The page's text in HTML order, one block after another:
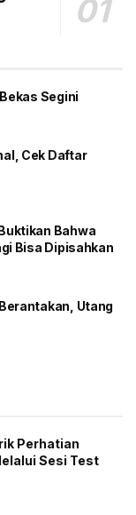
Segini
Cek Daftar
Bahwa
Bisa Dipisahkan
Utang
Perhatian
Sesi Test